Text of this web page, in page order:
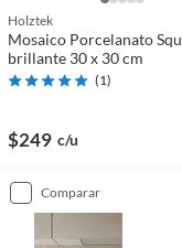
Holztek
Mosaico Porcelanato
brillante 30 x 30 cm
(1)
$249 c/u
comparar